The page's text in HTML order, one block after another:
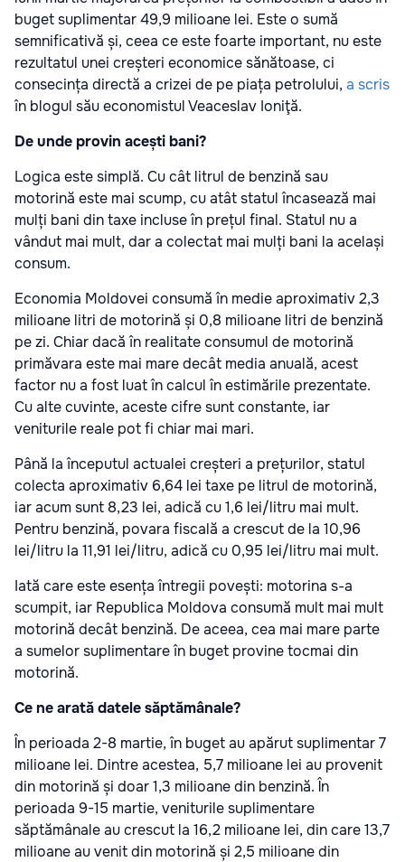
buget suplimentar 49,9 milioane lei. Este o sumă
semnificativă și, ceea ce este foarte important, nu este
rezultatul unei creșteri economice sănătoase, ci
consecința directă a crizei de pe piața petrolului, a scris
în blogul său economistul Veaceslav Ioniţă.
De unde provin acești bani?
Logica este simplă. Cu cât litrul de benzină sau
motorină este mai scump, cu atât statul încasează mai
mulți bani din taxe incluse în prețul final. Statul nu a
vândut mai mult, dar a colectat mai mulți bani la același
consum.
Economia Moldovei consumă în medie aproximativ 2,3
milioane litri de motorină și 0,8 milioane litri de benzină
pe zi. Chiar dacă în realitate consumul de motorină
primăvara este mai mare decât media anuală, acest
factor nu a fost luat în calcul în estimările prezentate.
Cu alte cuvinte, aceste cifre sunt constante, iar
veniturile reale pot fi chiar mai mari.
Până la începutul actualei creșteri a prețurilor, statul
colecta aproximativ 6,64 lei taxe pe litrul de motorină,
iar acum sunt 8,23 lei, adică cu 1,6 lei/litru mai mult.
Pentru benzină, povara fiscală a crescut de la 10,96
lei/litru la 11,91 lei/litru, adică cu 0,95 lei/litru mai mult.
Iată care este esența întregii povești: motorina s-a
scumpit, iar Republica Moldova consumă mult mai mult
motorină decât benzină. De aceea, cea mai mare parte
a sumelor suplimentare în buget provine tocmai din
motorină.
Ce ne arată datele săptămânale?
În perioada 2-8 martie, în buget au apărut suplimentar 7
milioane lei. Dintre acestea, 5,7 milioane lei au provenit
din motorină și doar 1,3 milioane din benzină. În
perioada 9-15 martie, veniturile suplimentare
săptămânale au crescut la 16,2 milioane lei, din care 13,7
milioane au venit din motorină și 2,5 milioane din